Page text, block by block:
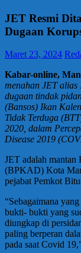
JET Resmi
Dugaan
Maret 23, 2024
Kabar-online,
menahan JET
dugaan tindak
(Bansos) Ikan
Tidak Terduga
2020, dalam
Disease 2019
JET adalah mantan
(BPKAD) Kota
pejabat Pemkot
“Sebagaimana
bukti- bukti yang
diungkap di
paling berperan
pada saat Covid